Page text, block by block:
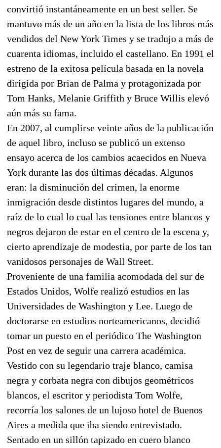
convirtió instantáneamente en un best seller. Se
mantuvo más de un año en la lista de los libros más
vendidos del New York Times y se tradujo a más de
cuarenta idiomas, incluido el castellano. En 1991 el
estreno de la exitosa película basada en la novela
dirigida por Brian de Palma y protagonizada por
Tom Hanks, Melanie Griffith y Bruce Willis elevó
aún más su fama.
En 2007, al cumplirse veinte años de la publicación
de aquel libro, incluso se publicó un extenso
ensayo acerca de los cambios acaecidos en Nueva
York durante las dos últimas décadas. Algunos
eran: la disminución del crimen, la enorme
inmigración desde distintos lugares del mundo, a
raíz de lo cual lo cual las tensiones entre blancos y
negros dejaron de estar en el centro de la escena y,
cierto aprendizaje de modestia, por parte de los tan
vanidosos personajes de Wall Street.
Proveniente de una familia acomodada del sur de
Estados Unidos, Wolfe realizó estudios en las
Universidades de Washington y Lee. Luego de
doctorarse en estudios norteamericanos, decidió
tomar un puesto en el periódico The Washington
Post en vez de seguir una carrera académica.
Vestido con su legendario traje blanco, camisa
negra y corbata negra con dibujos geométricos
blancos, el escritor y periodista Tom Wolfe,
recorría los salones de un lujoso hotel de Buenos
Aires a medida que iba siendo entrevistado.
Sentado en un sillón tapizado en cuero blanco